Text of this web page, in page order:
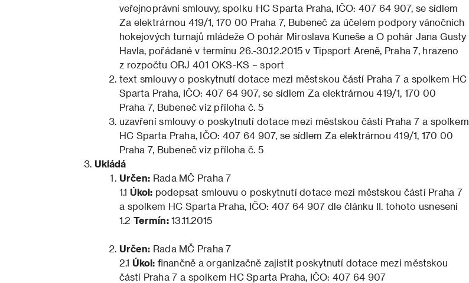
veřejnoprávní smlouvy, spolku HC Sparta Praha, IČO: 407 64 907, se sídlem
Za elektrárnou 419/1, 170 00 Praha 7, Bubeneč za účelem podpory vánočních
hokejových turnajů mládeže O pohár Miroslava Kuneše a O pohár Jana Gusty
Havla, pořádané v termínu 26.-30.12.2015 v Tipsport Areně, Praha 7, hrazeno
z rozpočtu ORJ 401 OKS-KS – sport
text smlouvy o poskytnutí dotace mezi městskou částí Praha 7 a spolkem HC
Sparta Praha, IČO: 407 64 907, se sídlem Za elektrárnou 419/1, 170 00
Praha 7, Bubeneč viz příloha č. 5
uzavření smlouvy o poskytnutí dotace mezi městskou částí Praha 7 a spolkem
HC Sparta Praha, IČO: 407 64 907, se sídlem Za elektrárnou 419/1, 170 00
Praha 7, Bubeneč viz příloha č. 5
Ukládá
Určen: Rada MČ Praha 7
1.1 Úkol: podepsat smlouvu o poskytnutí dotace mezi městskou částí Praha 7
a spolkem HC Sparta Praha, IČO: 407 64 907 dle článku II. tohoto usnesení
1.2 Termín:13.11.2015
Určen: Rada MČ Praha 7
2.1 Úkol:finančně a organizačně zajistit poskytnutí dotace mezi městskou
částí Praha 7 a spolkem HC Sparta Praha, IČO: 407 64 907